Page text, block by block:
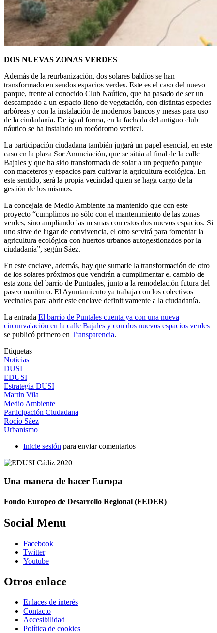
DOS NUEVAS ZONAS VERDES
Además de la reurbanización, dos solares baldíos se han
transformado en sendos espacios verdes. Este es el caso del nuevo
parque, frente al conocido Club Naútico, que ha pasado de ser un
descampado a un espacio lleno de vegetación, con distintas especies
arbóreas y con la instalación de modernos bancos y mesas para uso
de la ciudadanía. De igual forma, en la fachada del antiguo club
náutico se ha instalado un rocódromo vertical.
La participación ciudadana también jugará un papel esencial, en este
caso en la plaza Sor Anunciación, que se sitúa al final de la calle
Bajales y que ha sido transformada de solar a un pequeño parque
con maceteros y espacios para cultivar la agricultura ecológica. En
este sentido, será la propia vecindad quien se haga cargo de la
gestión de los mismos.
La concejala de Medio Ambiente ha mantenido que con este
proyecto “cumplimos no sólo con el mantenimiento de las zonas
verdes, sino ampliando las mismas con estos dos nuevos espacios. Si
uno sirve de lugar de convivencia, el otro servirá para fomentar la
agricultura ecológica con huertos urbanos autogestionados por la
ciudadanía”, según Sáez.
En este enclave, además, hay que sumarle la transformación de otro
de los solares próximos que vendrán a cumplimentar el cambio de
esta zona del barrio de Puntuales, junto a la remodelación futura del
paseo marítimo. El Ayuntamiento ya trabaja con los colectivos
vecinales para abrir este enclave definitivamente a la ciudadanía.
La entrada El barrio de Puntales cuenta ya con una nueva
circunvalación en la calle Bajales y con dos nuevos espacios verdes
se publicó primero en Transparencia.
Etiquetas
Noticias
DUSI
EDUSI
Estrategia DUSI
Martín Vila
Medio Ambiente
Participación Ciudadana
Rocío Sáez
Urbanismo
Inicie sesión para enviar comentarios
Una manera de hacer Europa
Fondo Europeo de Desarrollo Regional (FEDER)
Social Menu
Facebook
Twitter
Youtube
Otros enlace
Enlaces de interés
Contacto
Accesibilidad
Política de cookies